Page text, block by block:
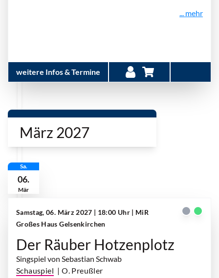
... mehr
weitere Infos & Termine
März 2027
Sa.
06.
Mär
Samstag, 06. März 2027 | 18:00 Uhr | MiR
Großes Haus Gelsenkirchen
Der Räuber Hotzenplotz
Singspiel von Sebastian Schwab
Schauspiel | O. Preußler